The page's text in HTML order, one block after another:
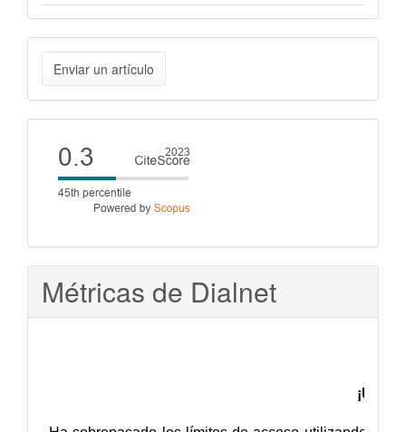
Enviar
un
artículo
Enviar un artículo
Cite
score
Métricas de Dialnet